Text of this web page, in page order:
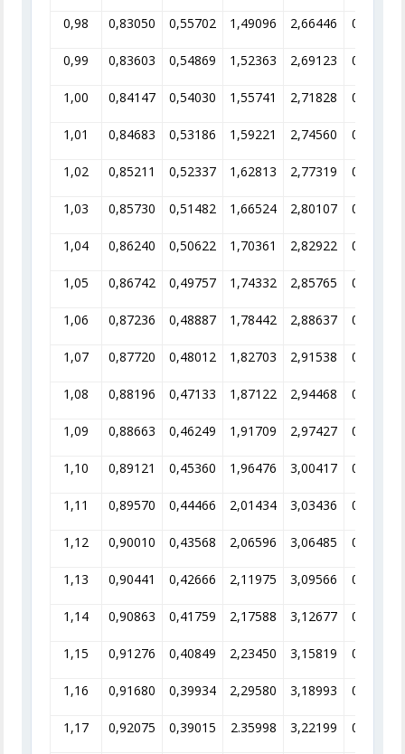
0,98 0,83050 0,55702 1,49096 2,66446 0,37531
0,99 0,83603 0,54869 1,52363 2,69123 0,37158
1,00 0,84147 0,54030 1,55741 2,71828 0,36788
1,01 0,84683 0,53186 1,59221 2,74560 0,36422
1,02 0,85211 0,52337 1,62813 2,77319 0,36059
1,03 0,85730 0,51482 1,66524 2,80107 0,35701
1,04 0,86240 0,50622 1,70361 2,82922 0,35345
1,05 0,86742 0,49757 1,74332 2,85765 0,34994
1,06 0,87236 0,48887 1,78442 2,88637 0,34646
1,07 0,87720 0,48012 1,82703 2,91538 0,34301
1,08 0,88196 0,47133 1,87122 2,94468 0,33960
1,09 0,88663 0,46249 1,91709 2,97427 0,33622
1,10 0,89121 0,45360 1,96476 3,00417 0,33287
1,11 0,89570 0,44466 2,01434 3,03436 0,32956
1,12 0,90010 0,43568 2,06596 3,06485 0,32628
1,13 0,90441 0,42666 2,11975 3,09566 0,32303
1,14 0,90863 0,41759 2,17588 3,12677 0,31982
1,15 0,91276 0,40849 2,23450 3,15819 0,31664
1,16 0,91680 0,39934 2,29580 3,18993 0,31349
1,17 0,92075 0,39015 2.35998 3,22199 0,31037